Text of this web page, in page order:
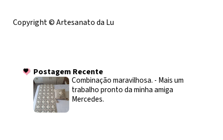
Copyright © Artesanato da Lu
Postagem Recente
Combinação maravilhosa. - Mais um
trabalho pronto da minha amiga
Mercedes.